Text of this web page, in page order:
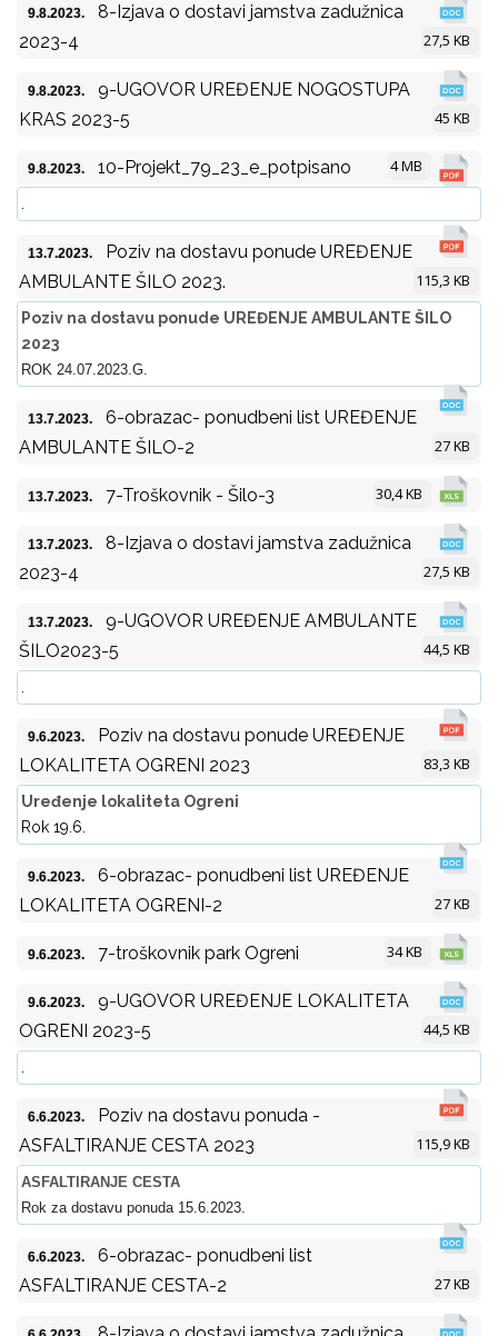
9.8.2023.
8-Izjava o dostavi jamstva zadužnica
2023-4
27,5 KB
9.8.2023.
9-UGOVOR UREĐENJE NOGOSTUPA
KRAS 2023-5
45 KB
9.8.2023. 10-Projekt_79_23_e_potpisano 4 MB
13.7.2023.
Poziv na dostavu ponude UREĐENJE
AMBULANTE ŠILO 2023.
115,3 KB
Poziv na dostavu ponude UREĐENJE AMBULANTE ŠILO
2023
ROK 24.07.2023.G.
13.7.2023.
6-obrazac- ponudbeni list UREĐENJE
AMBULANTE ŠILO-2
27 KB
13.7.2023. 7-Troškovnik - Šilo-3 30,4 KB
13.7.2023.
8-Izjava o dostavi jamstva zadužnica
2023-4
27,5 KB
13.7.2023.
9-UGOVOR UREĐENJE AMBULANTE
ŠILO2023-5
44,5 KB
9.6.2023.
Poziv na dostavu ponude UREĐENJE
LOKALITETA OGRENI 2023
83,3 KB
Uređenje lokaliteta Ogreni
Rok 19.6.
9.6.2023.
6-obrazac- ponudbeni list UREĐENJE
LOKALITETA OGRENI-2
27 KB
9.6.2023. 7-troškovnik park Ogreni 34 KB
9.6.2023.
9-UGOVOR UREĐENJE LOKALITETA
OGRENI 2023-5
44,5 KB
6.6.2023.
Poziv na dostavu ponuda -
ASFALTIRANJE CESTA 2023
115,9 KB
ASFALTIRANJE CESTA
Rok za dostavu ponuda 15.6.2023.
6.6.2023.
6-obrazac- ponudbeni list
ASFALTIRANJE CESTA-2
27 KB